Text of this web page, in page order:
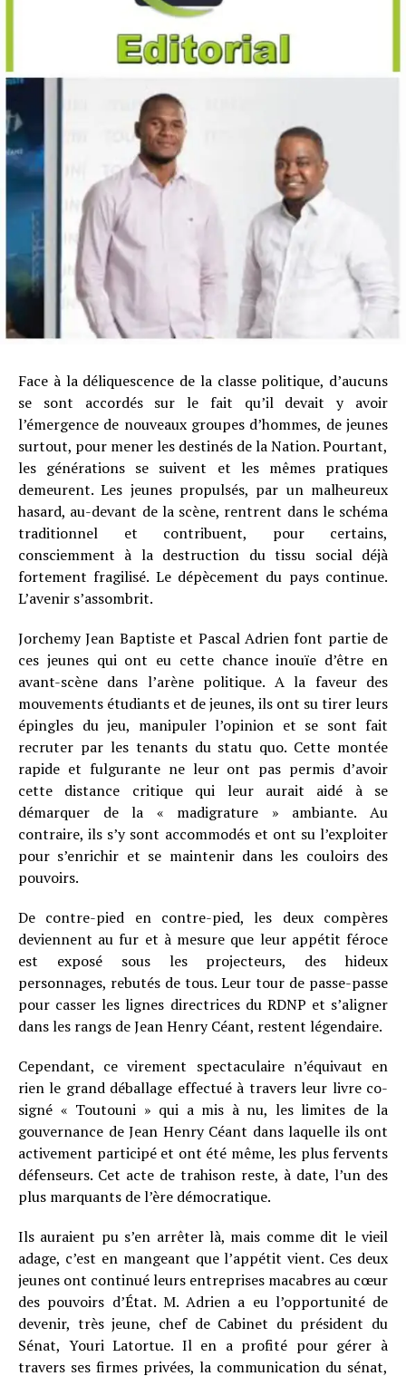
Face à la déliquescence de la classe politique, d’aucuns
se sont accordés sur le fait qu’il devait y avoir
l’émergence de nouveaux groupes d’hommes, de jeunes
surtout, pour mener les destinés de la Nation. Pourtant,
les générations se suivent et les mêmes pratiques
demeurent. Les jeunes propulsés, par un malheureux
hasard, au-devant de la scène, rentrent dans le schéma
traditionnel et contribuent, pour certains,
consciemment à la destruction du tissu social déjà
fortement fragilisé. Le dépècement du pays continue.
L’avenir s’assombrit.
Jorchemy Jean Baptiste et Pascal Adrien font partie de
ces jeunes qui ont eu cette chance inouïe d’être en
avant-scène dans l’arène politique. A la faveur des
mouvements étudiants et de jeunes, ils ont su tirer leurs
épingles du jeu, manipuler l’opinion et se sont fait
recruter par les tenants du statu quo. Cette montée
rapide et fulgurante ne leur ont pas permis d’avoir
cette distance critique qui leur aurait aidé à se
démarquer de la « madigrature » ambiante. Au
contraire, ils s’y sont accommodés et ont su l’exploiter
pour s’enrichir et se maintenir dans les couloirs des
pouvoirs.
De contre-pied en contre-pied, les deux compères
deviennent au fur et à mesure que leur appétit féroce
est exposé sous les projecteurs, des hideux
personnages, rebutés de tous. Leur tour de passe-passe
pour casser les lignes directrices du RDNP et s’aligner
dans les rangs de Jean Henry Céant, restent légendaire.
Cependant, ce virement spectaculaire n’équivaut en
rien le grand déballage effectué à travers leur livre co-
signé « Toutouni » qui a mis à nu, les limites de la
gouvernance de Jean Henry Céant dans laquelle ils ont
activement participé et ont été même, les plus fervents
défenseurs. Cet acte de trahison reste, à date, l’un des
plus marquants de l’ère démocratique.
Ils auraient pu s’en arrêter là, mais comme dit le vieil
adage, c’est en mangeant que l’appétit vient. Ces deux
jeunes ont continué leurs entreprises macabres au cœur
des pouvoirs d’État. M. Adrien a eu l’opportunité de
devenir, très jeune, chef de Cabinet du président du
Sénat, Youri Latortue. Il en a profité pour gérer à
travers ses firmes privées, la communication du sénat,